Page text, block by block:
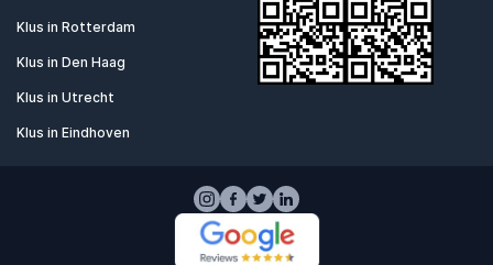
Klus in Rotterdam
Klus in Den Haag
Klus in Utrecht
Klus in Eindhoven